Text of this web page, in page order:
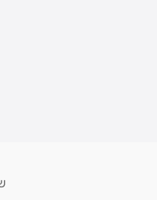
• לפניות ובירורים בנושא